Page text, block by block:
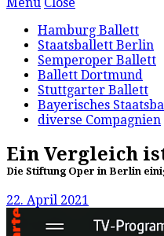
Hamburg Ballett
Staatsballett Berlin
Semperoper Ballett
Ballett Dortmund
Stuttgarter Ballett
Bayerisches
diverse Compagnien
Ein Vergleich
Die Stiftung Oper in Berlin
22. April 2021